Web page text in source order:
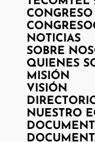
NOTICIAS
SOBRE
QUIENES
MISIÓN
VISIÓN
NUESTRO